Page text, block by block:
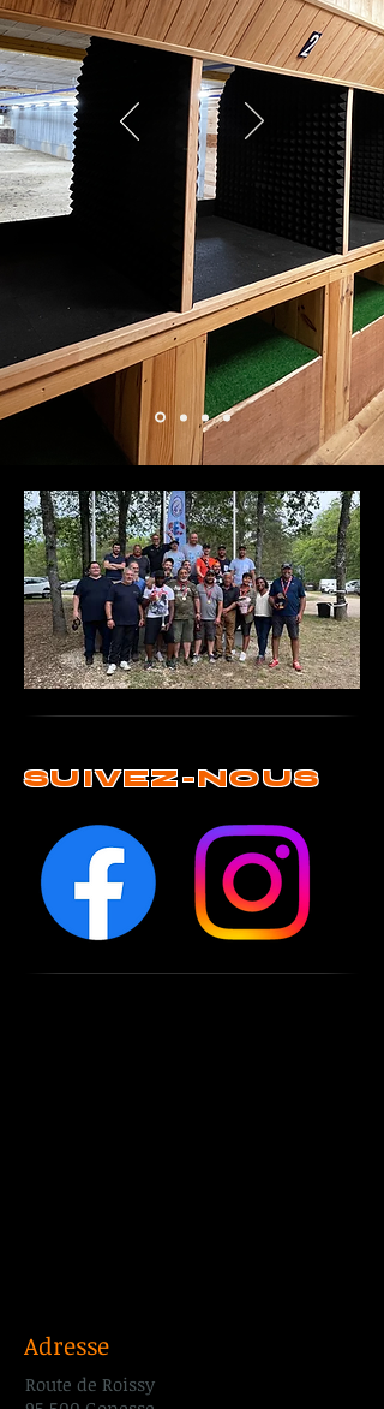
NOUVEAUTE FFT
5 pas de tir de 10 et
25m sont
maintenant ouverts
Les licences FFTIR
Disponible
de Septembre à Septembre.
+ d'informations
SUIVEZ-NOUS
Adresse
Route de Roissy